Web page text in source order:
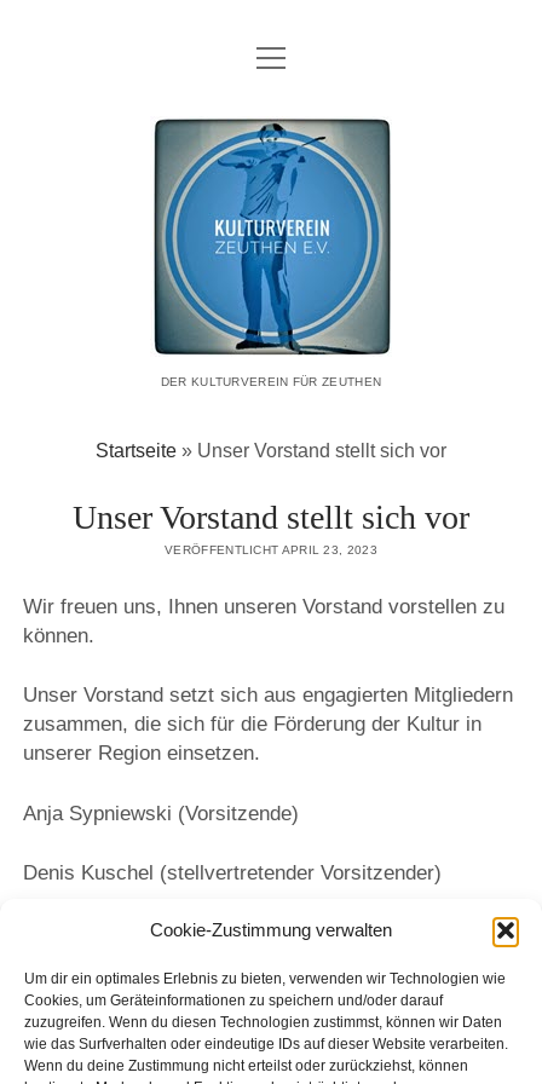
Cookie-Zustimmung verwalten
Um dir ein optimales Erlebnis zu bieten, verwenden wir Technologien wie
Cookies, um Geräteinformationen zu speichern und/oder darauf
zuzugreifen. Wenn du diesen Technologien zustimmst, können wir Daten
wie das Surfverhalten oder eindeutige IDs auf dieser Website verarbeiten.
Wenn du deine Zustimmung nicht erteilst oder zurückziehst, können
VEREIN
WER
VORSTAND
MITGLIEDSCHAFT
SPENDEN
KOOPERATIONSPARTNER
VERANSTALTUNGEN UND PROJEKTE
AKTUELL
RÜCKBLICK
VERANSTALTUNGEN IN DER REGION
UNSERE KÜNSTLER:INNEN
DATENSCHUTZERKLÄRUNG
IMPRESSUM
KONTAKT
Menü
öffnen
Kulturverein
Zeuthen
e.V.
DER KULTURVEREIN FÜR ZEUTHEN
Startseite » Unser Vorstand stellt sich vor
Unser Vorstand stellt sich vor
VERÖFFENTLICHT APRIL 23, 2023
Wir freuen uns, Ihnen unseren Vorstand vorstellen zu
können.
Unser Vorstand setzt sich aus engagierten Mitgliedern
zusammen, die sich für die Förderung der Kultur in
unserer Region einsetzen.
Anja Sypniewski (Vorsitzende)
Denis Kuschel (stellvertretender Vorsitzender)
Steffen Lormes-Enge (Schatzmeister)
Gemeinsam setzen sich alle Vorstandsmitglieder dafür
ein, dass der Kulturverein auch in Zukunft ein
wichtiger Bestandteil des kulturellen Lebens in unserer